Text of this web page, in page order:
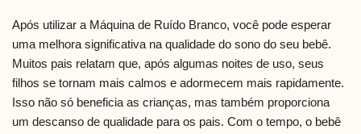
Após utilizar a Máquina de Ruído Branco, você pode esperar
uma melhora significativa na qualidade do sono do seu bebê.
Muitos pais relatam que, após algumas noites de uso, seus
filhos se tornam mais calmos e adormecem mais rapidamente.
Isso não só beneficia as crianças, mas também proporciona
um descanso de qualidade para os pais. Com o tempo, o bebê